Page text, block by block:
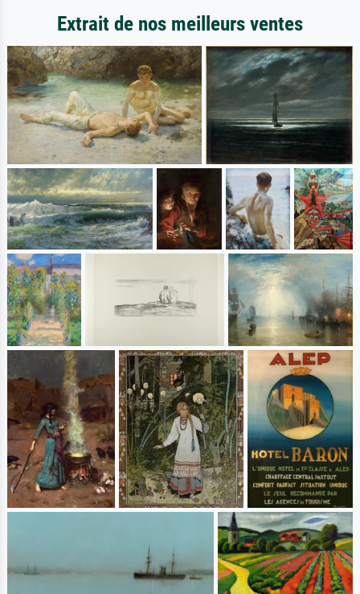
Extrait de nos meilleurs ventes